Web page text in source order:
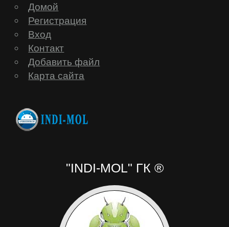
Домой
Регистрация
Вход
Контакт
Добавить файл
Карта сайта
"INDI-MOL" ГК ®